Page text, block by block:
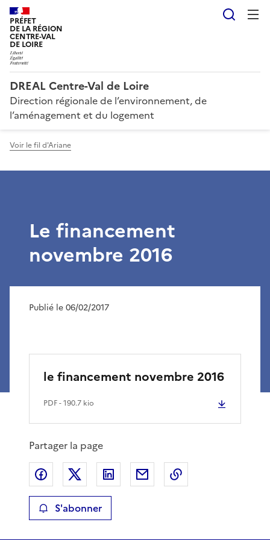
PRÉFET
DE LA RÉGION
CENTRE-VAL
DE LOIRE
DREAL Centre-Val de Loire
Direction régionale de l’environnement, de
l’aménagement et du logement
Voir le fil d'Ariane
Le financement
novembre 2016
Publié le 06/02/2017
le financement novembre 2016
PDF- 190.7 kio
Partager la page
Partager sur Facebook
Partager sur XPartager sur LinkedIn
Partager par email
S'abonner